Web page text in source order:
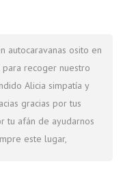
autocaravanas osito en
recoger nuestro
Alicia simpatía y
gracias por tus
tu afán de ayudarnos
este lugar,